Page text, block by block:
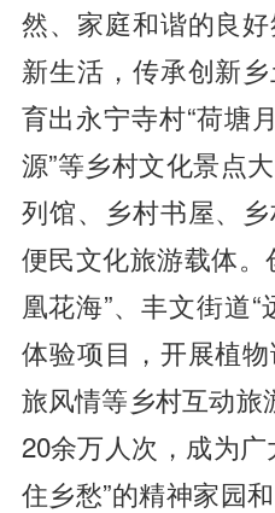
然、家庭和谐的良
新生活，传承创新
育出永宁寺村“荷塘
源”等乡村文化景点
列馆、乡村书屋、
便民文化旅游载体。
凰花海”、丰文街道
体验项目，开展植
旅风情等乡村互动
20余万人次，成为
住乡愁”的精神家园